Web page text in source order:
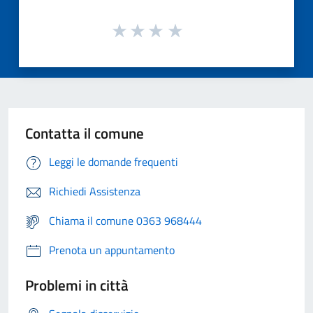
Contatta il comune
Leggi le domande frequenti
Richiedi Assistenza
Chiama il comune 0363 968444
Prenota un appuntamento
Problemi in città